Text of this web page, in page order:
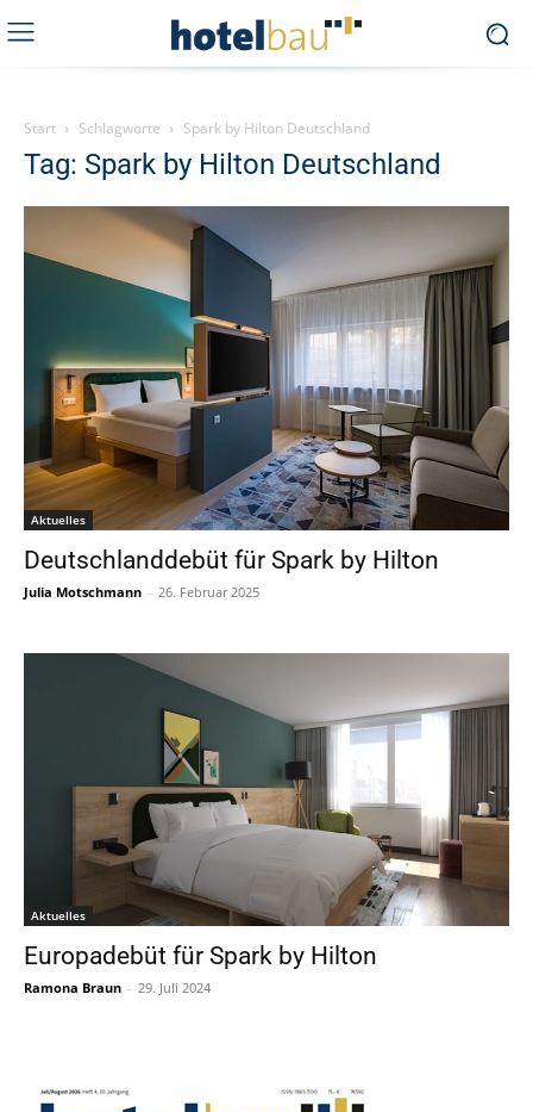
Start Schlagworte Spark by Hilton Deutschland
Tag: Spark by Hilton Deutschland
Aktuelles
Deutschlanddebüt für Spark by Hilton
Julia Motschmann - 26. Februar 2025
Aktuelles
Europadebüt für Spark by Hilton
Ramona Braun - 29. Juli 2024